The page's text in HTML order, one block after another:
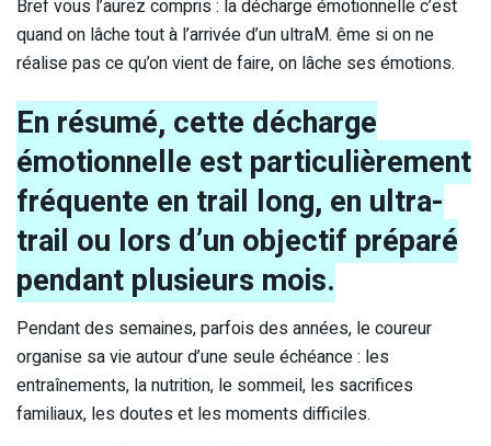
Bref vous l’aurez compris : la décharge émotionnelle c’est
quand on lâche tout à l’arrivée d’un ultraM. ême si on ne
réalise pas ce qu’on vient de faire, on lâche ses émotions.
En résumé, cette décharge
émotionnelle est particulièrement
fréquente en trail long, en ultra-
trail ou lors d’un objectif préparé
pendant plusieurs mois.
Pendant des semaines, parfois des années, le coureur
organise sa vie autour d’une seule échéance : les
entraînements, la nutrition, le sommeil, les sacrifices
familiaux, les doutes et les moments difficiles.